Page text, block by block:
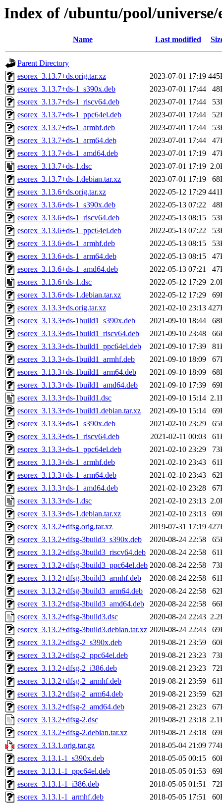
Index of /ubuntu/pool/universe/
Name Last modified
Parent Directory
esorex_3.13.7+ds.orig.tar.xz
2023-07-01 17:19
esorex_3.13.7+ds-1_s390x.deb
2023-07-01 17:44
esorex_3.13.7+ds-1_riscv64.deb
2023-07-01 17:44
esorex_3.13.7+ds-1_ppc64el.deb
2023-07-01 17:44
esorex_3.13.7+ds-1_armhf.deb
2023-07-01 17:44
esorex_3.13.7+ds-1_arm64.deb
2023-07-01 17:44
esorex_3.13.7+ds-1_amd64.deb
2023-07-01 17:19
esorex_3.13.7+ds-1.dsc
2023-07-01 17:19
esorex_3.13.7+ds-1.debian.tar.xz
2023-07-01 17:19
esorex_3.13.6+ds.orig.tar.xz
2022-05-12 17:29
esorex_3.13.6+ds-1_s390x.deb
2022-05-13 07:22
esorex_3.13.6+ds-1_riscv64.deb
2022-05-13 08:15
esorex_3.13.6+ds-1_ppc64el.deb
2022-05-13 07:22
esorex_3.13.6+ds-1_armhf.deb
2022-05-13 08:15
esorex_3.13.6+ds-1_arm64.deb
2022-05-13 08:15
esorex_3.13.6+ds-1_amd64.deb
2022-05-13 07:21
esorex_3.13.6+ds-1.dsc
2022-05-12 17:29
esorex_3.13.6+ds-1.debian.tar.xz
2022-05-12 17:29
esorex_3.13.3+ds.orig.tar.xz
2021-02-10 23:13
esorex_3.13.3+ds-1build1_s390x.deb
2021-09-10 18:44
esorex_3.13.3+ds-1build1_riscv64.deb
2021-09-10 23:48
esorex_3.13.3+ds-1build1_ppc64el.deb
2021-09-10 17:39
esorex_3.13.3+ds-1build1_armhf.deb
2021-09-10 18:09
esorex_3.13.3+ds-1build1_arm64.deb
2021-09-10 18:09
esorex_3.13.3+ds-1build1_amd64.deb
2021-09-10 17:39
esorex_3.13.3+ds-1build1.dsc
2021-09-10 15:14
esorex_3.13.3+ds-1build1.debian.tar.xz
2021-09-10 15:14
esorex_3.13.3+ds-1_s390x.deb
2021-02-10 23:29
esorex_3.13.3+ds-1_riscv64.deb
2021-02-11 00:03
esorex_3.13.3+ds-1_ppc64el.deb
2021-02-10 23:29
esorex_3.13.3+ds-1_armhf.deb
2021-02-10 23:43
esorex_3.13.3+ds-1_arm64.deb
2021-02-10 23:43
esorex_3.13.3+ds-1_amd64.deb
2021-02-10 23:28
esorex_3.13.3+ds-1.dsc
2021-02-10 23:13
esorex_3.13.3+ds-1.debian.tar.xz
2021-02-10 23:13
esorex_3.13.2+dfsg.orig.tar.xz
2019-07-31 17:19
esorex_3.13.2+dfsg-3build3_s390x.deb
2020-08-24 22:58
esorex_3.13.2+dfsg-3build3_riscv64.deb 2020-08-24 22:58
esorex_3.13.2+dfsg-3build3_ppc64el.deb 2020-08-24 22:58
esorex_3.13.2+dfsg-3build3_armhf.deb
2020-08-24 22:58
esorex_3.13.2+dfsg-3build3_arm64.deb
2020-08-24 22:58
esorex_3.13.2+dfsg-3build3_amd64.deb
2020-08-24 22:58
esorex_3.13.2+dfsg-3build3.dsc
2020-08-24 22:43
esorex_3.13.2+dfsg-3build3.debian.tar.xz 2020-08-24 22:43
esorex_3.13.2+dfsg-2_s390x.deb
2019-08-21 23:59
esorex_3.13.2+dfsg-2_ppc64el.deb
2019-08-21 23:23
esorex_3.13.2+dfsg-2_i386.deb
2019-08-21 23:23
esorex_3.13.2+dfsg-2_armhf.deb
2019-08-21 23:59
esorex_3.13.2+dfsg-2_arm64.deb
2019-08-21 23:59
esorex_3.13.2+dfsg-2_amd64.deb
2019-08-21 23:23
esorex_3.13.2+dfsg-2.dsc
2019-08-21 23:18
esorex_3.13.2+dfsg-2.debian.tar.xz
2019-08-21 23:18
esorex_3.13.1.orig.tar.gz
2018-05-04 21:09
esorex_3.13.1-1_s390x.deb
2018-05-05 00:15
esorex_3.13.1-1_ppc64el.deb
2018-05-05 01:53
esorex_3.13.1-1_i386.deb
2018-05-05 01:51
esorex_3.13.1-1_armhf.deb
2018-05-05 17:51